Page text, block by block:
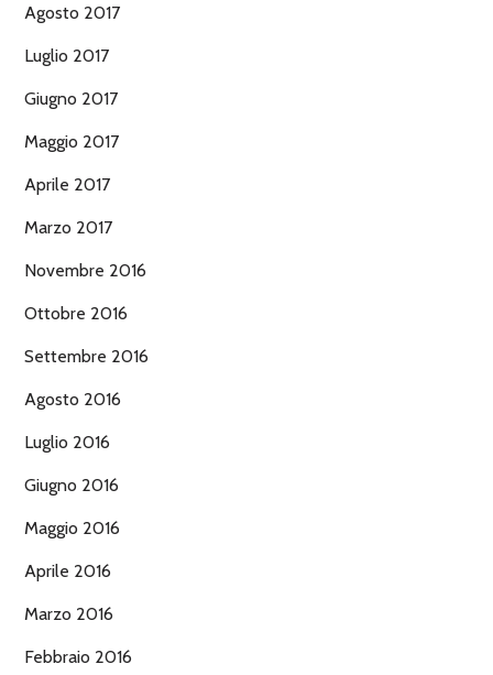
Agosto 2017
Luglio 2017
Giugno 2017
Maggio 2017
Aprile 2017
Marzo 2017
Novembre 2016
Ottobre 2016
Settembre 2016
Agosto 2016
Luglio 2016
Giugno 2016
Maggio 2016
Aprile 2016
Marzo 2016
Febbraio 2016